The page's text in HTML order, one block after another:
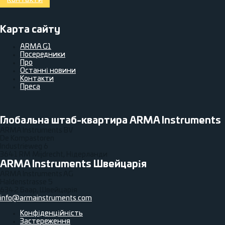
Карта сайту
ARMA G1
Посередники
Про
Останні новини
Контакти
Преса
Глобальна штаб-квартира ARMA Instruments
ARMA Instruments Швейцарія
info@armainstruments.com
Конфіденційність
Застереження